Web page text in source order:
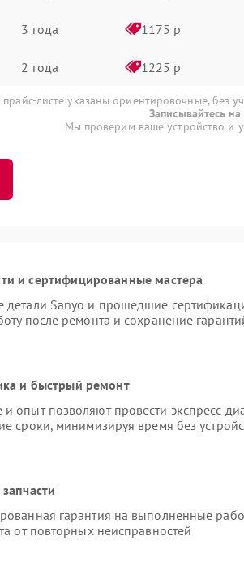
3 года 1175 р
2 года 1225 р
листе указаны ориентировочные, без
Записывайтесь
Мы проверим ваше устройство и
и сертифицированные мастера
детали Sanyo и прошедшие
после ремонта и сохранение
и быстрый ремонт
опыт позволяют провести экспресс-
сроки, минимизируя время без
гарантия на выполненные
от повторных неисправностей